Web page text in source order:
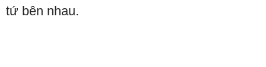
tứ bên nhau.